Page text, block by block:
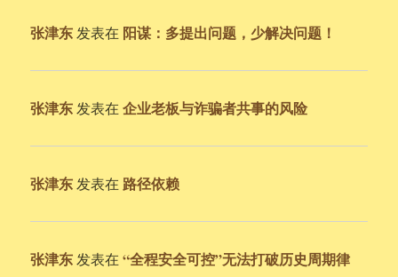
张津东 发表在 阳谋：多提出问题，少解决问题！
张津东 发表在企业老板与诈骗者共事的风险
张津东 发表在 路径依赖
张津东 发表在“全程安全可控”无法打破历史周期律